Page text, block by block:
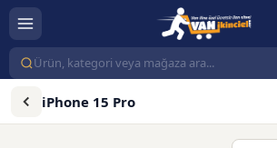
iPhone 15 Pro